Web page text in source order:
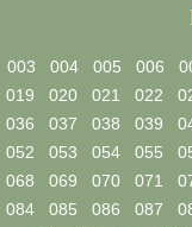
003 004 005 006
019 020 021 022
036 037 038 039
052 053 054 055
068 069 070 071
084 085 086 087